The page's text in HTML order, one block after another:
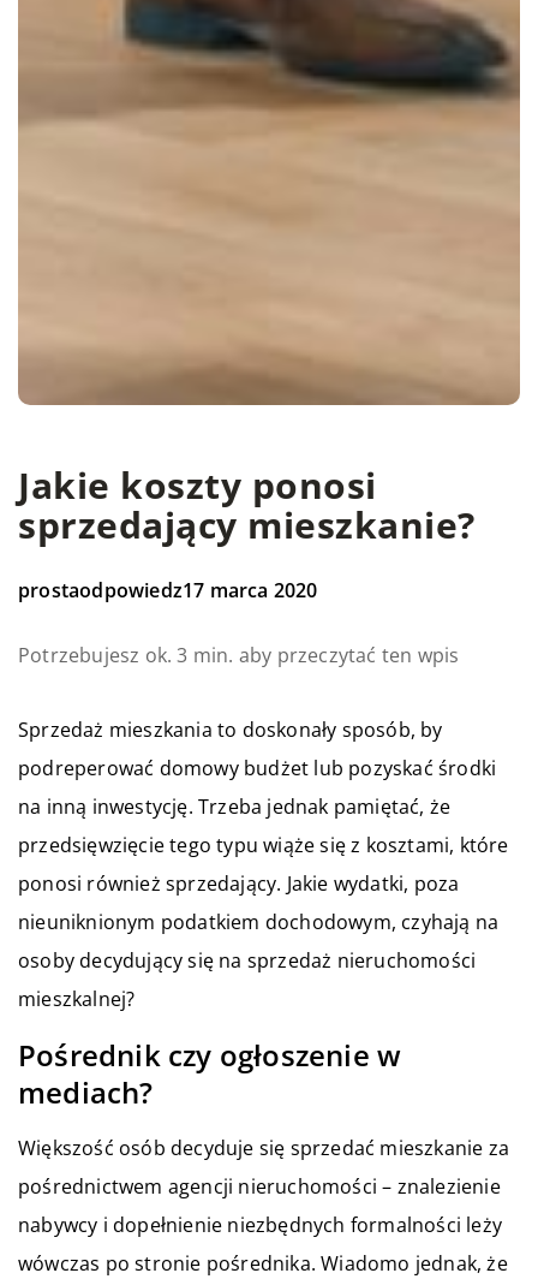
Jakie koszty ponosi
sprzedający mieszkanie?
prostaodpowiedz17 marca 2020
Potrzebujesz ok. 3 min. aby przeczytać ten wpis
Sprzedaż mieszkania to doskonały sposób, by
podreperować domowy budżet lub pozyskać środki
na inną inwestycję. Trzeba jednak pamiętać, że
przedsięwzięcie tego typu wiąże się z kosztami, które
ponosi również sprzedający. Jakie wydatki, poza
nieuniknionym podatkiem dochodowym, czyhają na
osoby decydujący się na sprzedaż nieruchomości
mieszkalnej?
Pośrednik czy ogłoszenie w
mediach?
Większość osób decyduje się sprzedać mieszkanie za
pośrednictwem agencji nieruchomości – znalezienie
nabywcy i dopełnienie niezbędnych formalności leży
wówczas po stronie pośrednika. Wiadomo jednak, że